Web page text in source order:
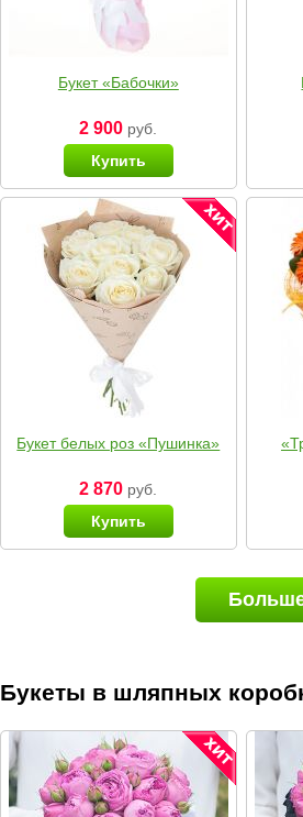
Букет «Бабочки»
2 900 руб.
Купить
Букет белых роз «Пушинка»
2 870 руб.
Купить
Букеты в шляпных